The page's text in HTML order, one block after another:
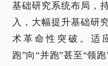
基础研究系统布局，
入，大幅提升基础研
术革命性突破。适
跑”向“并跑”甚至“领